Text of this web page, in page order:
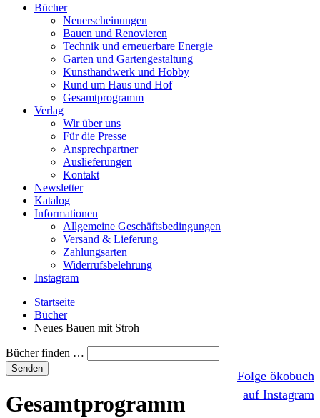
Bücher
Neuerscheinungen
Bauen und Renovieren
Technik und erneuerbare Energie
Garten und Gartengestaltung
Kunsthandwerk und Hobby
Rund um Haus und Hof
Gesamtprogramm
Verlag
Wir über uns
Für die Presse
Ansprechpartner
Auslieferungen
Kontakt
Newsletter
Katalog
Informationen
Allgemeine Geschäftsbedingungen
Versand & Lieferung
Zahlungsarten
Widerrufsbelehrung
Instagram
Startseite
Bücher
Neues Bauen mit Stroh
Bücher finden …
Folge ökobuch
auf Instagram
Gesamtprogramm